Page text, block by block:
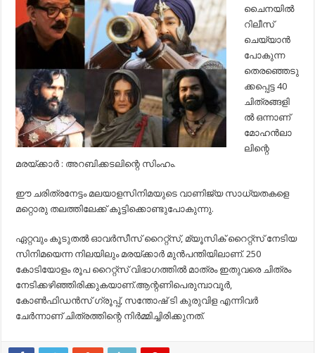
ചൈനയില്‍
റിലീസ്
ചെയ്യാന്‍
പോകുന്ന
തെരഞ്ഞെടു
ക്കപ്പെട്ട 40
ചിത്രങ്ങളി
ല്‍ ഒന്നാണ്
മോഹന്‍ലാ
ലിന്റെ
മരയ്ക്കാര്‍ : അറബിക്കടലിന്റെ സിംഹം.
ഈ ചരിത്രനേട്ടം മലയാളസിനിമയുടെ വാണിജ്യ സാധ്യതകളെ
മറ്റൊരു തലത്തിലേക്ക് കൂട്ടിക്കൊണ്ടുപോകുന്നു.
ഏറ്റവും കൂടുതല്‍ ഓവര്‍സീസ് റൈറ്റ്‌സ്, മ്യൂസിക് റൈറ്റ്‌സ് നേടിയ
സിനിമയെന്ന നിലയിലും മരയ്ക്കാര്‍ മുന്‍പന്തിയിലാണ്. 250
കോടിയോളം രൂപ റൈറ്റ്‌സ് വിഭാഗത്തില്‍ മാത്രം ഇതുവരെ ചിത്രം
നേടിക്കഴിഞ്ഞിരിക്കുകയാണ്.ആന്റണിപെരുമ്പാവൂര്‍,
കോണ്‍ഫിഡന്‍സ് ഗ്രൂപ്പ്, സന്തോഷ് ടി കുരുവിള എന്നിവര്‍
ചേര്‍ന്നാണ് ചിത്രത്തിന്റെ നിര്‍മ്മിച്ചിരിക്കുനത്.